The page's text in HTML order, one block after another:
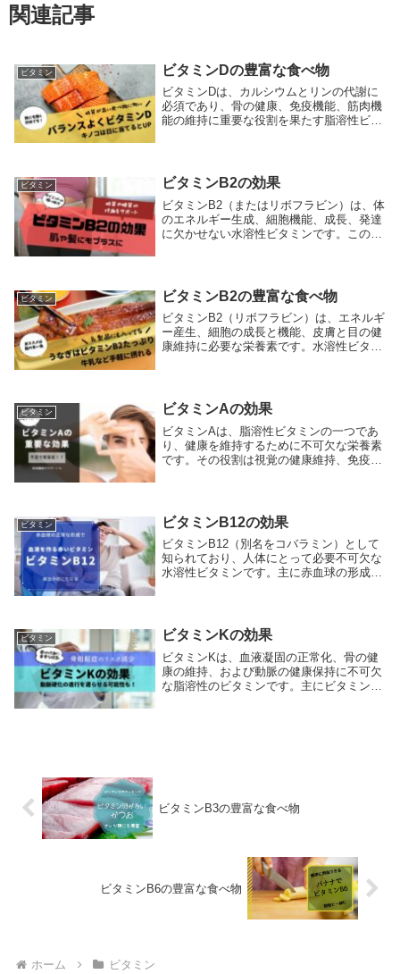
関連記事
ビタミン ビタミンDの豊富な食べ物
ビタミンDは、カルシウムとリンの代謝に
必須であり、骨の健康、免疫機能、筋肉機
能の維持に重要な役割を果たす脂溶性ビタ
植物や...
ビタミン ビタミンB2の効果
ビタミンB2（またはリボフラビン）は、体
のエネルギー生成、細胞機能、成長、発達
に欠かせない水溶性ビタミンです。このビ
謝、そして...
ビタミン ビタミンB2の豊富な食べ物
ビタミンB2（リボフラビン）は、エネルギ
ー産生、細胞の成長と機能、皮膚と目の健
康維持に必要な栄養素です。水溶性ビタミ
魚類、緑...
ビタミン ビタミンAの効果
ビタミンAは、脂溶性ビタミンの一つであ
り、健康を維持するために不可欠な栄養素
です。その役割は視覚の健康維持、免疫機
チノールで、...
ビタミン ビタミンB12の効果
ビタミンB12（別名をコバラミン）として
知られており、人体にとって必要不可欠な
水溶性ビタミンです。主に赤血球の形成、
は不足に...
ビタミン ビタミンKの効果
ビタミンKは、血液凝固の正常化、骨の健
康の維持、および動脈の健康保持に不可欠
な脂溶性のビタミンです。主にビタミン
ビタミンB3の豊富な食べ物
ビタミンB6の豊富な食べ物
ホーム ビタミン